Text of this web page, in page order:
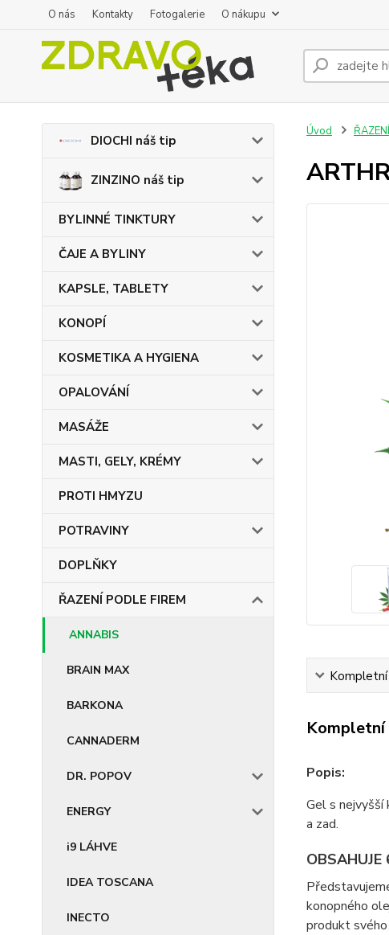
O nás Kontakty Fotogalerie O nákupu
DIOCHI náš tip
ZINZINO náš tip
BYLINNÉ TINKTURY
ČAJE A BYLINY
KAPSLE, TABLETY
KONOPÍ
KOSMETIKA A HYGIENA
OPALOVÁNÍ
MASÁŽE
MASTI, GELY, KRÉMY
PROTI HMYZU
POTRAVINY
DOPLŇKY
ŘAZENÍ PODLE FIREM
ANNABIS
BRAIN MAX
BARKONA
CANNADERM
DR. POPOV
ENERGY
i9 LÁHVE
IDEA TOSCANA
INECTO
Úvod
Kompletní
Kompletní
Popis:
Gel s nejvyšší
a zad.
konopného
produkt svého